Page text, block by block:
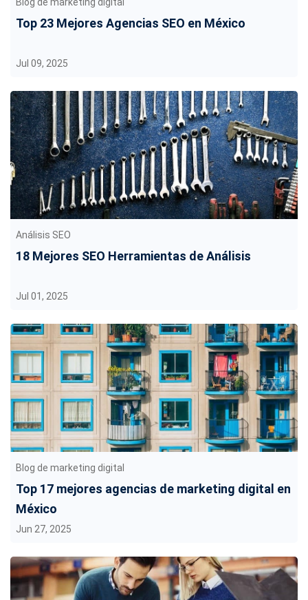
Top 23 Mejores Agencias SEO en México
Jul 09, 2025
Análisis SEO
18 Mejores SEO Herramientas de Análisis
Jul 01, 2025
Blog de marketing digital
Top 17 mejores agencias de marketing digital en
México
Jun 27, 2025